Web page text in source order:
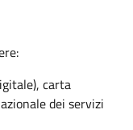
carta
dei servizi